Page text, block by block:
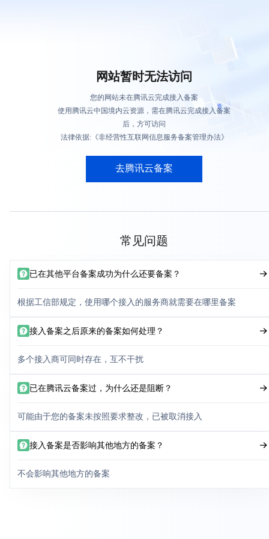
网站暂时无法访问
您的网站未在腾讯云完成接入备案
使用腾讯云中国境内云资源，需在腾讯云完成接入备案
后，方可访问
法律依据:《非经营性互联网信息服务备案管理办法》
去腾讯云备案
常见问题
已在其他平台备案成功为什么还要备案？
根据工信部规定，使用哪个接入的服务商就需要在哪里备案
接入备案之后原来的备案如何处理？
多个接入商可同时存在，互不干扰
已在腾讯云备案过，为什么还是阻断？
可能由于您的备案未按照要求整改，已被取消接入
接入备案是否影响其他地方的备案？
不会影响其他地方的备案